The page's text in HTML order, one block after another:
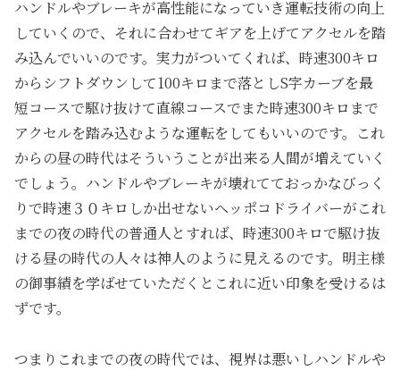
ハンドルやブレーキが高性能になっていき運転技術の向上
していくので、それに合わせてギアを上げてアクセルを踏
み込んでいいのです。実力がついてくれば、時速300キロ
からシフトダウンして100キロまで落としS字カーブを最
短コースで駆け抜けて直線コースでまた時速300キロまで
アクセルを踏み込むような運転をしてもいいのです。これ
からの昼の時代はそういうことが出来る人間が増えていく
でしょう。ハンドルやブレーキが壊れてておっかなびっく
りで時速３０キロしか出せないヘッポコドライバーがこれ
までの夜の時代の普通人とすれば、時速300キロで駆け抜
ける昼の時代の人々は神人のように見えるのです。明主様
の御事績を学ばせていただくとこれに近い印象を受けるは
ずです。
つまりこれまでの夜の時代では、視界は悪いしハンドルや